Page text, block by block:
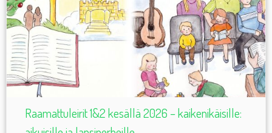
Raamattuleirit 1&2 kesällä 2026 – kaikenikäisille: